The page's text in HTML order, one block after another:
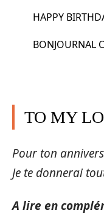
HAPPY
BONJOURNAL
TO MY
Pour ton
Je te donnerai
A lire en